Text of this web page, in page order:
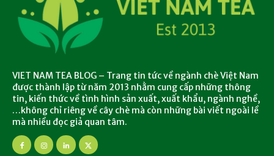
VIET NAM TEA BLOG – Trang tin tức về ngành chè Việt Nam
được thành lập từ năm 2013 nhằm cung cấp những thông
tin, kiến thức về tình hình sản xuất, xuất khẩu, ngành nghề,
…không chỉ riêng về cây chè mà còn những bài viết ngoài lề
mà nhiều đọc giả quan tâm.